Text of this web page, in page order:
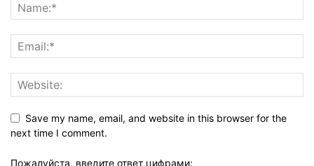
Save my name, email, and website in this browser for the
next time I comment.
Пожалуйста, введите ответ цифрами: